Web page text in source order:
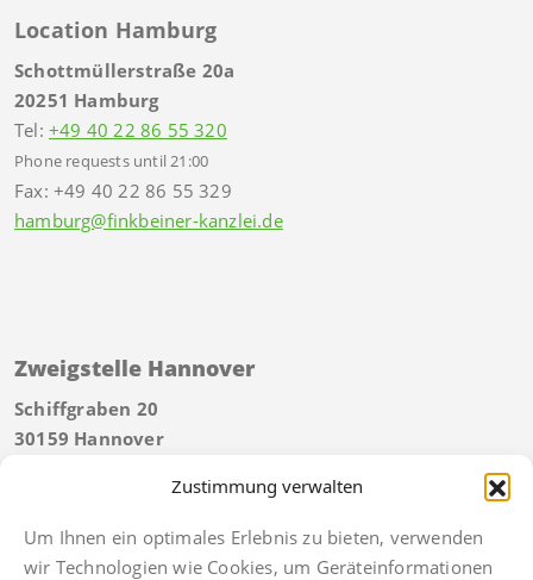
Zustimmung verwalten
Um Ihnen ein optimales Erlebnis zu bieten, verwenden
wir Technologien wie Cookies, um Geräteinformationen
Location Hamburg
Schottmüllerstraße 20a
20251 Hamburg
Tel: +49 40 22 86 55 320
Phone requests until 21:00
Fax: +49 40 22 86 55 329
hamburg@finkbeiner-kanzlei.de
Zweigstelle Hannover
Schiffgraben 20
30159 Hannover
Telefonische Erreichbarkeit bis 21 Uhr
Fax: +49 511 592934 49
hannover@finkbeiner-kanzlei.de